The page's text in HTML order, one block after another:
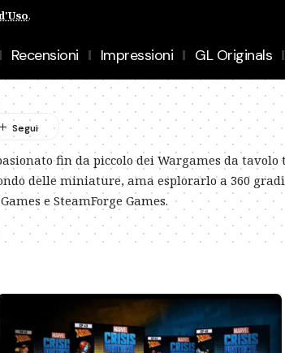
.
Recensioni Impressioni GL Originals
fin da piccolo dei Wargames da
delle miniature, ama esplorarlo a 360
e SteamForge Games.